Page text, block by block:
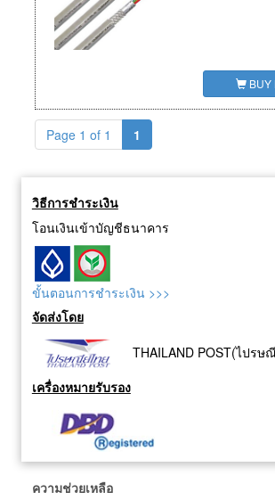
BUY
Page 1 of 1 1
วิธีการชำระเงิน
โอนเงินเข้าบัญชีธนาคาร
ขั้นตอนการชำระเงิน >>>
จัดส่งโดย
THAILAND POST(ไปรษ
เครื่องหมายรับรอง
ความช่วยเหลือ